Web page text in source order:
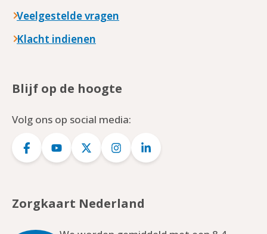
Veelgestelde vragen
Klacht indienen
Blijf op de hoogte
Volg ons op social media:
Logo
Logo
Logo
Logo
Logo
Zorgkaart Nederland